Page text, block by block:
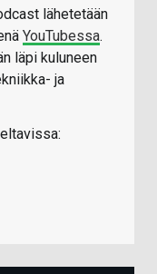
lähetetään
YouTubessa.
läpi kuluneen
ja